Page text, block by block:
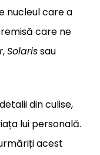
nucleul care a
care ne
,Solarissau
din culise,
lui personală.
acest